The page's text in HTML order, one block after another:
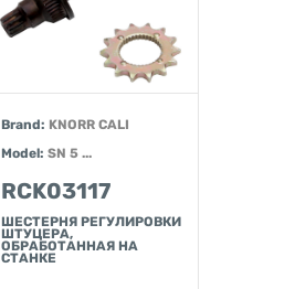
Brand: KNORR CALI
Model: SN 5 ...
RCK03117
ШЕСТЕРНЯ РЕГУЛИРОВКИ
ШТУЦЕРА,
ОБРАБОТАННАЯ НА
СТАНКЕ